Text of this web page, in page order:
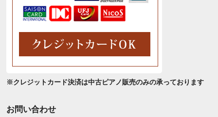
※クレジットカード決済は中古ピアノ販売のみの承っております
お問い合わせ